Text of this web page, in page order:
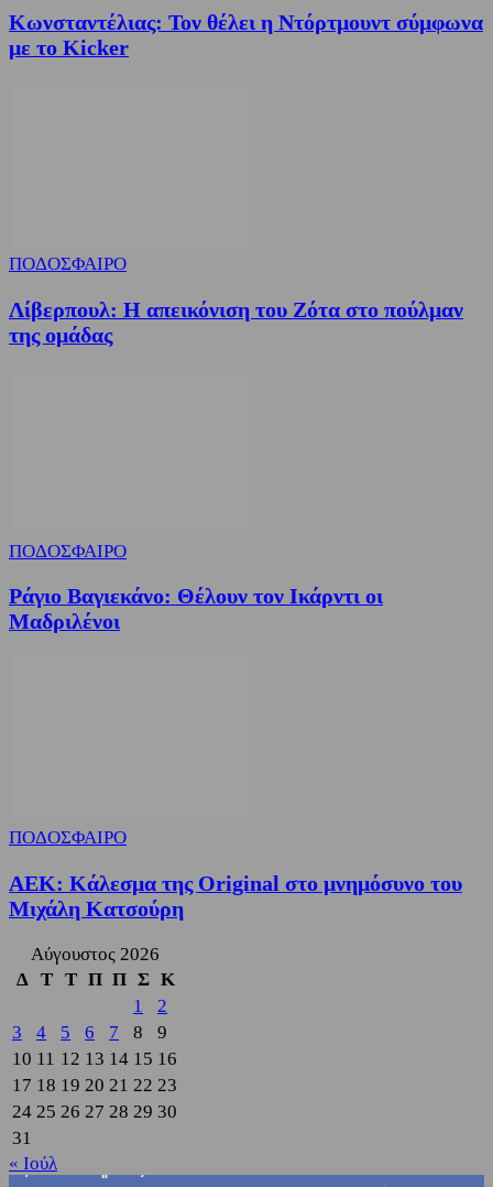
Κωνσταντέλιας: Τον θέλει η Ντόρτμουντ σύμφωνα
με το Kicker
ΠΟΔΟΣΦΑΙΡΟ
Λίβερπουλ: Η απεικόνιση του Ζότα στο πούλμαν
της ομάδας
ΠΟΔΟΣΦΑΙΡΟ
Ράγιο Βαγιεκάνο: Θέλουν τον Ικάρντι οι
Μαδριλένοι
ΠΟΔΟΣΦΑΙΡΟ
ΑΕΚ: Κάλεσμα της Original στο μνημόσυνο του
Μιχάλη Κατσούρη
Αύγουστος 2026
Δ
Τ Τ Π Π Σ Κ
1
2
3
4 5 6 7 8
9
10 11 12 13 14 15 16
17 18 19 20 21 22 23
24 25 26 27 28 29 30
31
« Ιούλ
3,822